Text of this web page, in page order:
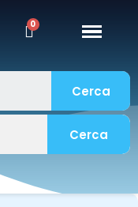
Cerca
Cerca